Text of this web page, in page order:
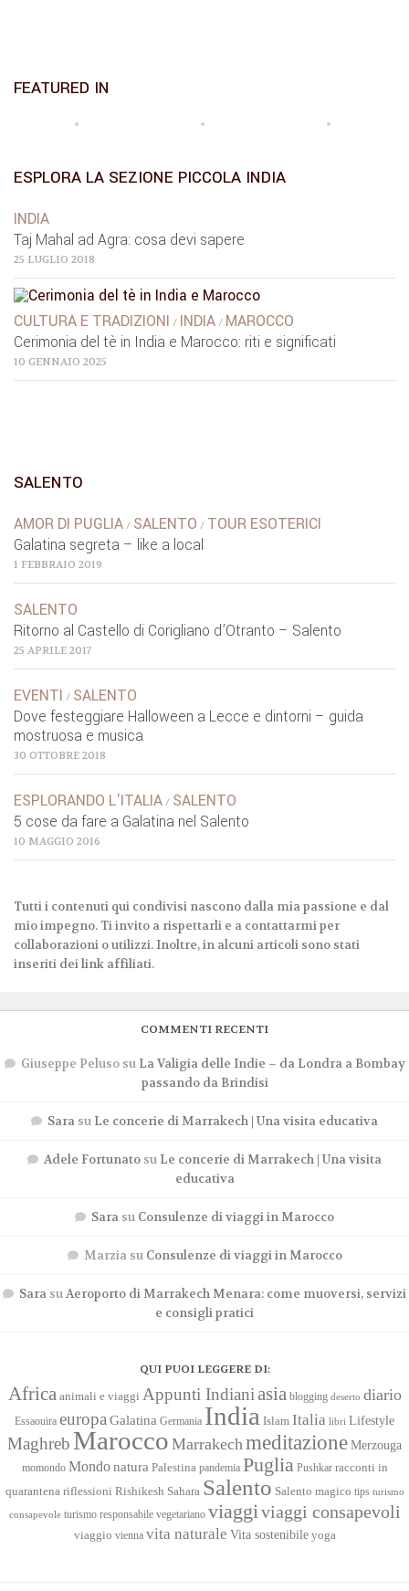
FEATURED IN
ESPLORA LA SEZIONE PICCOLA INDIA
INDIA
Taj Mahal ad Agra: cosa devi sapere
25 LUGLIO 2018
CULTURA E TRADIZIONI / INDIA / MAROCCO
Cerimonia del tè in India e Marocco: riti e significati
10 GENNAIO 2025
SALENTO
AMOR DI PUGLIA / SALENTO / TOUR ESOTERICI
Galatina segreta – like a local
1 FEBBRAIO 2019
SALENTO
Ritorno al Castello di Corigliano d’Otranto – Salento
25 APRILE 2017
EVENTI / SALENTO
Dove festeggiare Halloween a Lecce e dintorni – guida
mostruosa e musica
30 OTTOBRE 2018
ESPLORANDO L'ITALIA / SALENTO
5 cose da fare a Galatina nel Salento
10 MAGGIO 2016
Tutti i contenuti qui condivisi nascono dalla mia passione e dal
mio impegno. Ti invito a rispettarli e a contattarmi per
collaborazioni o utilizzi. Inoltre, in alcuni articoli sono stati
inseriti dei link affiliati.
COMMENTI RECENTI
Giuseppe Pelusosu La Valigia delle Indie – da Londra a Bombay
passando da Brindisi
Sara su Le concerie di Marrakech | Una visita educativa
Adele Fortunato su Le concerie di Marrakech | Una visita
educativa
Sara su Consulenze di viaggi in Marocco
Marziasu Consulenze di viaggi in Marocco
Sara suAeroporto di Marrakech Menara: come muoversi, servizi
e consigli pratici
QUI PUOI LEGGERE DI:
Africa animali e viaggi Appunti Indianiasia blogging deserto diario
Essaouira europaGalatina Germania India Islam Italia libri Lifestyle
Maghreb Marocco MarrakechmeditazioneMerzouga
momondo Mondo natura Palestina pandemia Puglia Pushkar racconti in
quarantena riflessioni Rishikesh Sahara Salento Salento magico tips turismo
consapevole turismo responsabile vegetariano viaggiviaggi consapevoli
viaggio vienna vita naturale Vita sostenibile yoga